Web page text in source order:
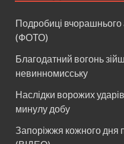
Подробиці
(ФОТО)
Благодатний вогонь
невинномисську
Наслідки ворожих
минулу добу
Запоріжжя кожного дня